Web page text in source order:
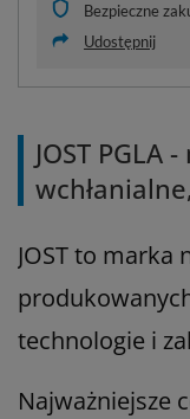
Bezpieczne
Udostępnij
JOST PGLA
JOST to marka
technologie i
Najważniejsze